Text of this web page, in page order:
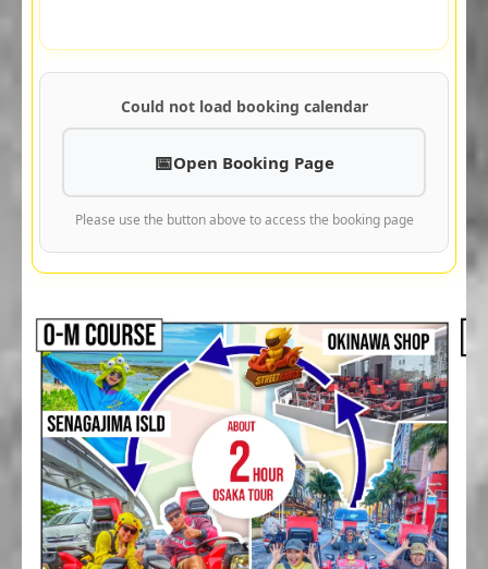
Could not load booking calendar
Open Booking Page
Please use the button above to access the booking page